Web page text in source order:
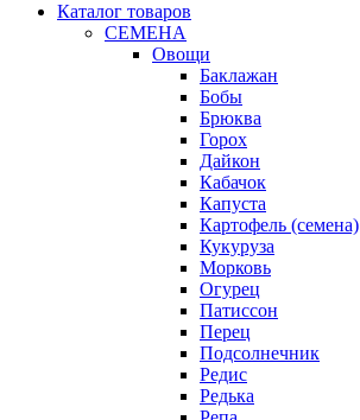
Каталог товаров
СЕМЕНА
Овощи
Баклажан
Бобы
Брюква
Горох
Дайкон
Кабачок
Капуста
Картофель (семена)
Кукуруза
Морковь
Огурец
Патиссон
Перец
Подсолнечник
Редис
Редька